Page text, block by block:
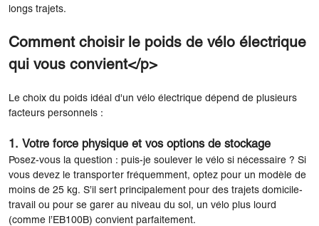
longs trajets.
Comment choisir le poids de vélo électrique
qui vous convient</p>
Le choix du poids idéal d'un vélo électrique dépend de plusieurs
facteurs personnels :
1. Votre force physique et vos options de stockage
Posez-vous la question : puis-je soulever le vélo si nécessaire ? Si
vous devez le transporter fréquemment, optez pour un modèle de
moins de 25 kg. S’il sert principalement pour des trajets domicile-
travail ou pour se garer au niveau du sol, un vélo plus lourd
(comme l’EB100B) convient parfaitement.